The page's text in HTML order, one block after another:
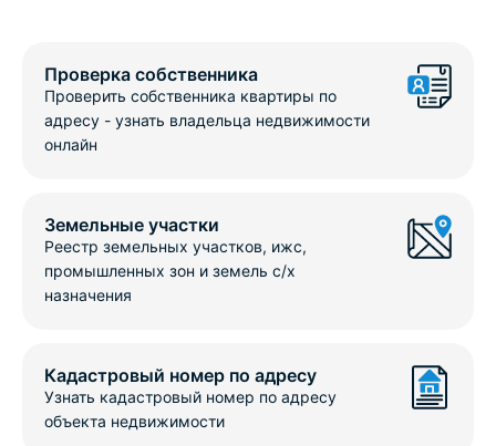
Проверка собственника
Проверить собственника квартиры по
адресу - узнать владельца недвижимости
онлайн
Земельные участки
Реестр земельных участков, ижс,
промышленных зон и земель с/х
назначения
Кадастровый номер по адресу
Узнать кадастровый номер по адресу
объекта недвижимости